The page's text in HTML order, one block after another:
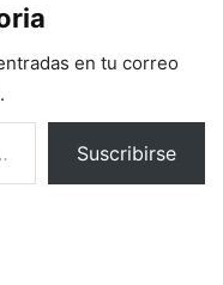
en tu correo
Suscribirse